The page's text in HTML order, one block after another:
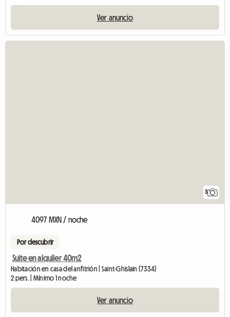
Ver anuncio
3
4097 MXN / noche
Por descubrir
Suite en alquiler 40m2
Habitación en casa del anfitrión | Saint-Ghislain (7334)
2 pers. | Mínimo 1 noche
Ver anuncio